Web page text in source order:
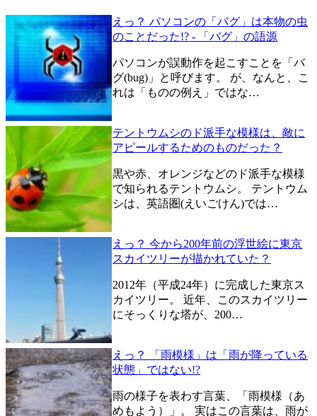
えっ？ パソコンの「バグ」は本物の虫
のことだった!? - 「バグ」の語源
パソコンが誤動作を起こすことを「バ
グ(bug)」と呼びます。 が、なんと、こ
れは「ものの例え」ではな…
テントウムシのド派手な模様は、敵に
アピールするためのものだった？
黒や赤、オレンジなどのド派手な模様
で知られるテントウムシ。 テントウム
シは、英語圏(えいごけん)では…
えっ？ 今から200年前の浮世絵に東京
スカイツリーが描かれていた？
2012年（平成24年）に完成した東京ス
カイツリー。 近年、このスカイツリー
にそっくりな塔が、200…
えっ？ 「雨模様」は「雨が降っている
状態」ではない!?
雨の様子を表わす言葉、「雨模様（あ
めもよう）」。 実はこの言葉は、雨が